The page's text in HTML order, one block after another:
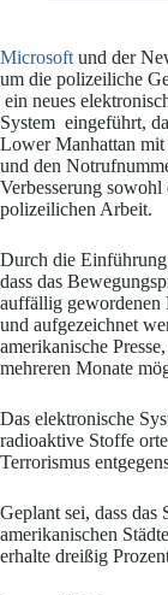
Microsoft und der
um die polizeiliche
ein neues
System eingeführt,
Lower Manhattan mit
und den
Verbesserung sowohl
polizeilichen Arbeit.
Durch die Einführung
dass das
auffällig gewordenen
und aufgezeichnet
amerikanische
mehreren Monate
Das elektronische
radioaktive Stoffe
Terrorismus
Geplant sei, dass das
amerikanischen
erhalte dreißig